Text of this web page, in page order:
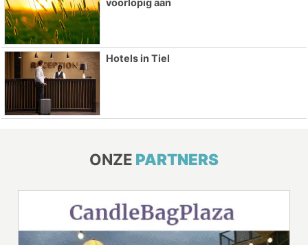
Hotels in Tiel
ONZE PARTNERS